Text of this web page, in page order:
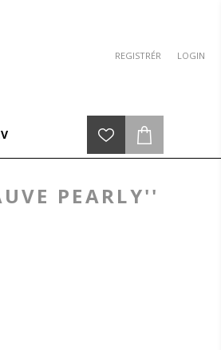
REGISTRÉR LOGIN
PEARLY